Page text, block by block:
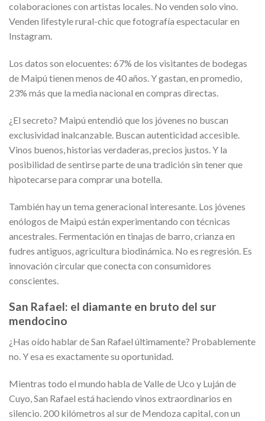
colaboraciones con artistas locales. No venden solo vino.
Venden lifestyle rural-chic que fotografía espectacular en
Instagram.
Los datos son elocuentes: 67% de los visitantes de bodegas
de Maipú tienen menos de 40 años. Y gastan, en promedio,
23% más que la media nacional en compras directas.
¿El secreto? Maipú entendió que los jóvenes no buscan
exclusividad inalcanzable. Buscan autenticidad accesible.
Vinos buenos, historias verdaderas, precios justos. Y la
posibilidad de sentirse parte de una tradición sin tener que
hipotecarse para comprar una botella.
También hay un tema generacional interesante. Los jóvenes
enólogos de Maipú están experimentando con técnicas
ancestrales. Fermentación en tinajas de barro, crianza en
fudres antiguos, agricultura biodinámica. No es regresión. Es
innovación circular que conecta con consumidores
conscientes.
San Rafael: el diamante en bruto del sur
mendocino
¿Has oído hablar de San Rafael últimamente? Probablemente
no. Y esa es exactamente su oportunidad.
Mientras todo el mundo habla de Valle de Uco y Luján de
Cuyo, San Rafael está haciendo vinos extraordinarios en
silencio. 200 kilómetros al sur de Mendoza capital, con un